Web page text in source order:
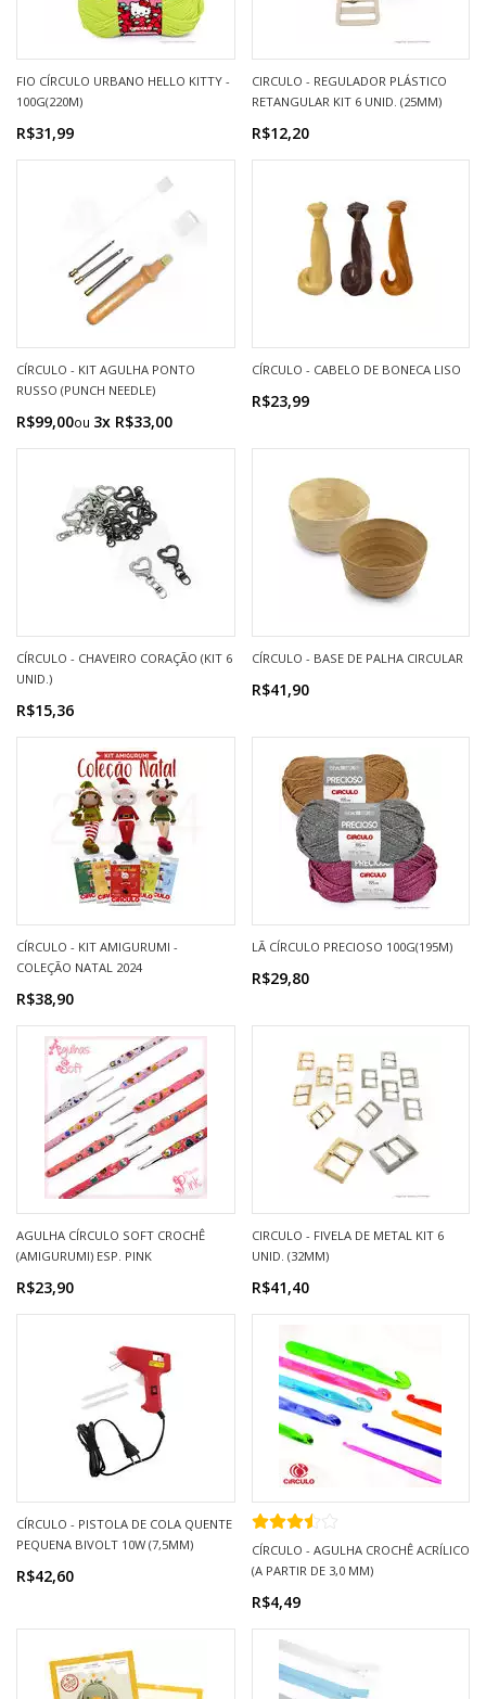
FIO CÍRCULO URBANO HELLO KITTY -
100G(220M)
R$31,99
CIRCULO - REGULADOR PLÁSTICO
RETANGULAR KIT 6 UNID. (25MM)
R$12,20
CÍRCULO - KIT AGULHA PONTO
RUSSO (PUNCH NEEDLE)
R$99,00 3x R$33,00
CÍRCULO - CABELO DE BONECA LISO
R$23,99
CÍRCULO - CHAVEIRO CORAÇÃO (KIT 6
UNID.)
R$15,36
CÍRCULO - BASE DE PALHA CIRCULAR
R$41,90
CÍRCULO - KIT AMIGURUMI -
COLEÇÃO NATAL 2024
R$38,90
LÃ CÍRCULO PRECIOSO 100G(195M)
R$29,80
AGULHA CÍRCULO SOFT CROCHÊ
(AMIGURUMI) ESP. PINK
R$23,90
CIRCULO - FIVELA DE METAL KIT 6
UNID. (32MM)
R$41,40
CÍRCULO - PISTOLA DE COLA QUENTE
PEQUENA BIVOLT 10W (7,5MM)
R$42,60
CÍRCULO - AGULHA CROCHÊ ACRÍLICO
(A PARTIR DE 3,0 MM)
R$4,49